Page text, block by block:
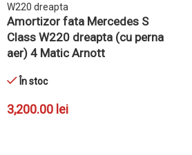
Amortizor fata Mercedes S
Class W220 dreapta (cu perna
aer) 4 Matic Arnott
În stoc
3,200.00 lei